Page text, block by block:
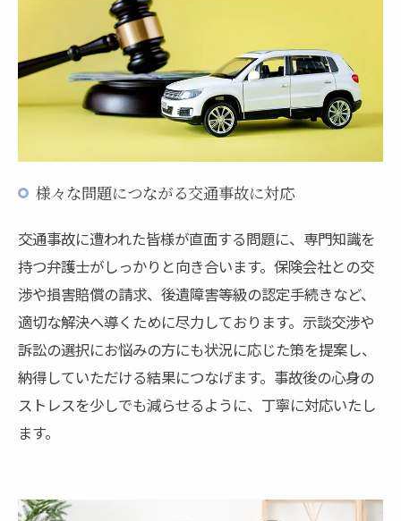
様々な問題につながる交通事故に対応
交通事故に遭われた皆様が直面する問題に、専門知識を
持つ弁護士がしっかりと向き合います。保険会社との交
渉や損害賠償の請求、後遺障害等級の認定手続きなど、
適切な解決へ導くために尽力しております。示談交渉や
訴訟の選択にお悩みの方にも状況に応じた策を提案し、
納得していただける結果につなげます。事故後の心身の
ストレスを少しでも減らせるように、丁寧に対応いたし
ます。